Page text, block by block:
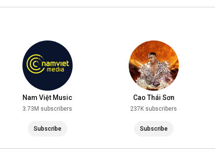
Nam Việt Music
3.73M subscribers
Subscribe
Cao Thái Sơn
237K subscribers
Subscribe